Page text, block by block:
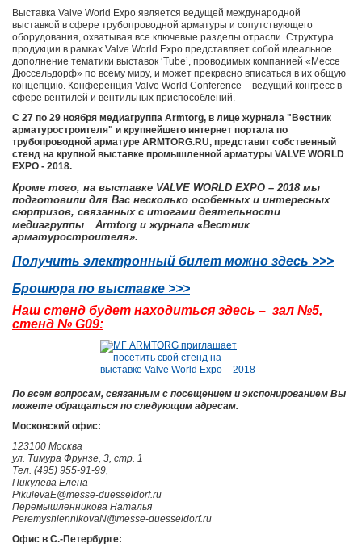
Выставка Valve World Expo является ведущей международной
выставкой в сфере трубопроводной арматуры и сопутствующего
оборудования, охватывая все ключевые разделы отрасли. Структура
продукции в рамках Valve World Expo представляет собой идеальное
дополнение тематики выставок ‘Tube’, проводимых компанией «Мессе
Дюссельдорф» по всему миру, и может прекрасно вписаться в их общую
концепцию. Конференция Valve World Conference – ведущий конгресс в
сфере вентилей и вентильных приспособлений.
С 27 по 29 ноября медиагруппа Armtorg, в лице журнала "Вестник
арматуростроителя" и крупнейшего интернет портала по
трубопроводной арматуре ARMTORG.RU, представит собственный
стенд на крупной выставке промышленной арматуры VALVE WORLD
EXPO - 2018.
Кроме того, на выставке VALVE WORLD EXPO – 2018 мы
подготовили для Вас несколько особенных и интересных
сюрпризов, связанных с итогами деятельности
медиагруппы
Armtorg и журнала «Вестник
арматуростроителя».
Получить электронный билет можно здесь >>>
Брошюра по выставке >>>
Наш стенд будет находиться здесь – зал №5,
стенд № G09:
По всем вопросам, связанным с посещением и экспонированием Вы
можете обращаться по следующим адресам.
Московский офис:
123100 Москва
ул. Тимура Фрунзе, 3, стр. 1
Тел. (495) 955-91-99,
Пикулева Елена
PikulevaE@messe-duesseldorf.ru
Перемышленникова Наталья
PeremyshlennikovaN@messe-duesseldorf.ru
Офис в С.-Петербурге: